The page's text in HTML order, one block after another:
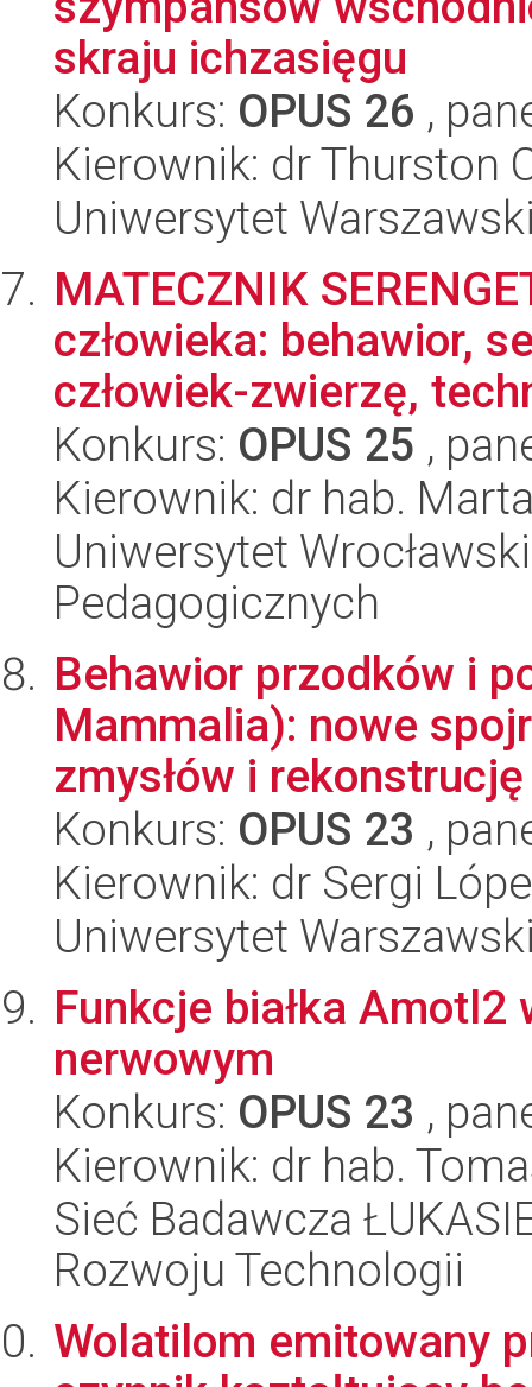
skraju ichzasięgu
Konkurs: OPUS 26 ,
Kierownik: dr Thurston
Uniwersytet
MATECZNIK
człowieka: behawior,
człowiek-zwierzę,
Konkurs: OPUS 25 ,
Kierownik: dr hab.
Uniwersytet
Pedagogicznych
Behawior przodków i
Mammalia): nowe
zmysłów i
Konkurs: OPUS 23 ,
Kierownik: dr Sergi
Uniwersytet
Funkcje białka Amotl2
nerwowym
Konkurs: OPUS 23 ,
Kierownik: dr hab.
Sieć Badawcza
Rozwoju Technologii
Wolatilom emitowany